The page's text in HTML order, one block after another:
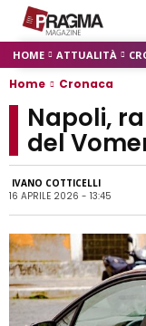
HOME ATTUALITÀ
Home Cronaca
Napoli,
del
IVANO COTTICELLI
16 APRILE 2026 - 13:45